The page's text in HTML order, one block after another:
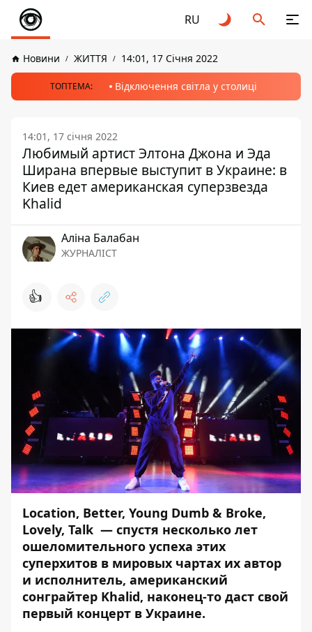
RU
Новини ЖИТТЯ 14:01, 17 Січня 2022
ТОПТЕМА: Відключення світла у столиці
14:01, 17 січня 2022
Любимый артист Элтона Джона и Эда
Ширана впервые выступит в Украине: в
Киев едет американская суперзвезда
Khalid
Аліна Балабан
ЖУРНАЛІСТ
👍
Location, Better, Young Dumb & Broke,
Lovely, Talk — спустя несколько лет
ошеломительного успеха этих
суперхитов в мировых чартах их автор
и исполнитель, американский
сонграйтер Khalid, наконец-то даст свой
первый концерт в Украине.